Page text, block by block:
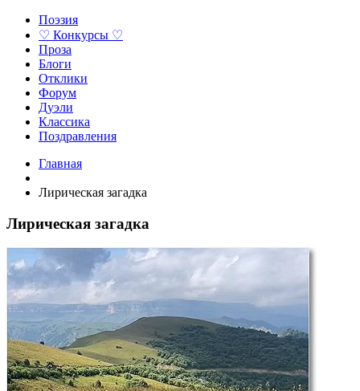
Поэзия
♡ Конкурсы ♡
Проза
Блоги
Отклики
Форум
Дуэли
Классика
Поздравления
Главная
Лирическая загадка
Лирическая загадка